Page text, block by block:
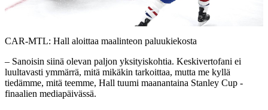
Video
CAR-MTL: Hall aloittaa maalinteon paluukiekosta
– Sanoisin siinä olevan paljon yksityiskohtia. Keskivertofani ei
luultavasti ymmärrä, mitä mikäkin tarkoittaa, mutta me kyllä
tiedämme, mitä teemme, Hall tuumi maanantaina Stanley Cup -
finaalien mediapäivässä.